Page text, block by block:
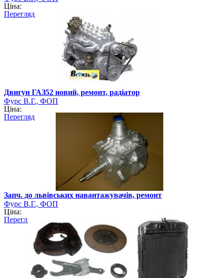
Ціна:
Перегляд
Двигун ГАЗ52 новий, ремонт, радіатор
Фурс В.Г., ФОП
Ціна:
Перегляд
Запч. до львівських навантажувачів, ремонт
Фурс В.Г., ФОП
Ціна:
Перегляд